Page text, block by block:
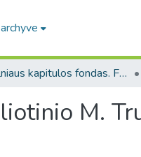
Vilniaus kapitulos fondas. F43
M.